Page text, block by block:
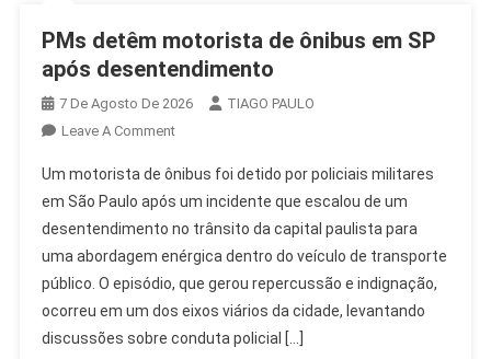
PMs detêm motorista de ônibus em SP
após desentendimento
7 De Agosto De 2026
TIAGO PAULO
Leave A CommentOn
Detêm
Motorista
De
Ônibus
Em
SP
Após
Um motorista de ônibus foi detido por policiais militares
em São Paulo após um incidente que escalou de um
desentendimento no trânsito da capital paulista para
uma abordagem enérgica dentro do veículo de transporte
público. O episódio, que gerou repercussão e indignação,
ocorreu em um dos eixos viários da cidade, levantando
discussões sobre conduta policial […]